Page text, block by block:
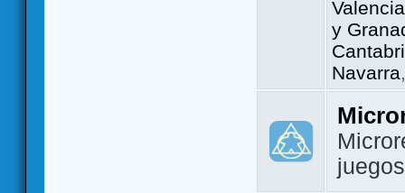
Valencia
y
Navarra